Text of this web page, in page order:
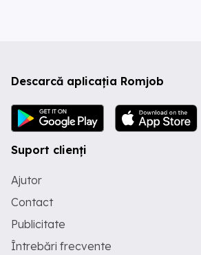
Descarcă aplicația Romjob
Suport clienți
Ajutor
Contact
Publicitate
Întrebări frecvente